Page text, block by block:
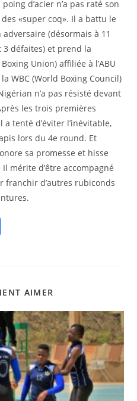
d’acier n’a pas raté son
«super coq». Il a battu le
(désormais à 11
3 défaites) et prend la
Union) affiliée à l’ABU
WBC (World Boxing Council)
n’a pas résisté devant
les trois premières
tenté d’éviter l’inévitable,
lors du 4e round. Et
sa promesse et hisse
mérite d’être accompagné
franchir d’autres rubiconds
g
er AIMER